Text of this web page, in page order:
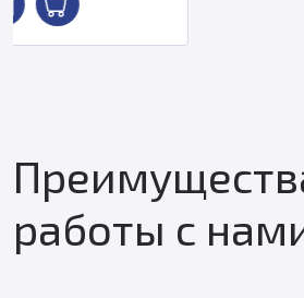
работы с